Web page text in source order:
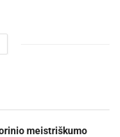
meistriškumo